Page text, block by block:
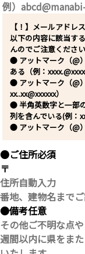
【！】メールアドレ
以下の内容に該当す
んのでご注意ください
● アットマーク（@
ある（例：
● アットマーク（@
xx..xx@xxxxxx）
● 半角英数字と一部
列を含んでいる(例：
● アットマーク（@
●ご住所必須
〒
●備考任意